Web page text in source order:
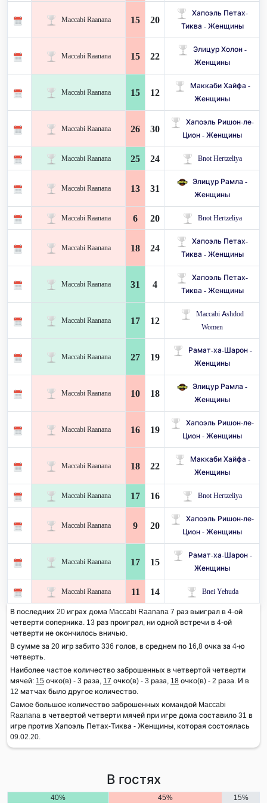
Maccabi Raanana 15 20
Хапоэль Петах-
Тиква - Женщины
Maccabi Raanana 15 22
Элицур Холон -
Женщины
Maccabi Raanana 15 12
Маккаби Хайфа -
Женщины
Maccabi Raanana 26 30
Хапоэль Ришон-ле-
Цион - Женщины
Maccabi Raanana 25 24 Bnot Hertzeliya
Maccabi Raanana 13 31
Элицур Рамла -
Женщины
Maccabi Raanana 6 20 Bnot Hertzeliya
Maccabi Raanana 18 24
Хапоэль Петах-
Тиква - Женщины
Maccabi Raanana 31 4
Хапоэль Петах-
Тиква - Женщины
Maccabi Raanana 17 12
Maccabi Ashdod
Women
Maccabi Raanana 27 19
Рамат-ха-Шарон -
Женщины
Maccabi Raanana 10 18
Элицур Рамла -
Женщины
Maccabi Raanana 16 19
Хапоэль Ришон-ле-
Цион - Женщины
Maccabi Raanana 18 22
Маккаби Хайфа -
Женщины
Maccabi Raanana 17 16 Bnot Hertzeliya
Maccabi Raanana 9 20
Хапоэль Ришон-ле-
Цион - Женщины
Maccabi Raanana 17 15
Рамат-ха-Шарон -
Женщины
Maccabi Raanana 11 14 Bnei Yehuda
В последних 20 играх дома Maccabi Raanana 7 раз выиграл в 4-ой
четверти соперника. 13 раз проиграл, ни одной встречи в 4-ой
четверти не окончилось вничью.
В сумме за 20 игр забито 336 голов, в среднем по 16,8 очка за 4-ю
четверть.
Наиболее частое количество заброшенных в четвертой четверти
мячей: 15 очко(в) - 3 раза, 17 очко(в) - 3 раза, 18 очко(в) - 2 раза. И в
12 матчах было другое количество.
Самое большое количество заброшенных командой Maccabi
Raanana в четвертой четверти мячей при игре дома составило 31 в
игре против Хапоэль Петах-Тиква - Женщины, которая состоялась
09.02.20.
В гостях
40% 45% 15%